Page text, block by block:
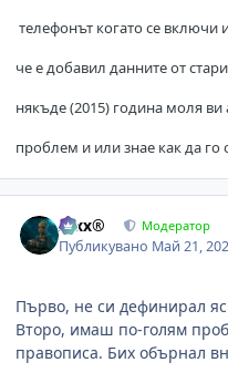
телефонът когато се включи
че е добавил данните от
някъде (2015) година моля
проблем и или знае как да
Alxx® Модератор
Публикувано Май 21,
Първо, не си дефинирал
Второ, имаш по-голям
правописа. Бих обърнал